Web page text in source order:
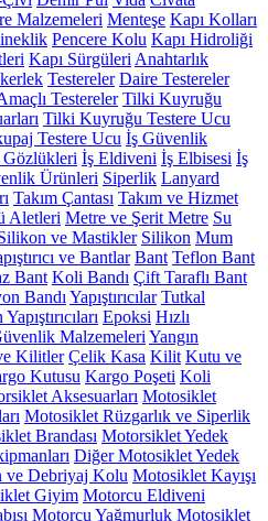
Malzemeleri Menteşe Kapı Kolları
Pencere Kolu Kapı Hidroliği
Kapı Sürgüleri Anahtarlık
Testereler Daire Testereler
Testereler Tilki Kuyruğu
Tilki Kuyruğu Testere Ucu
Testere Ucu İş Güvenlik
İş Eldiveni İş Elbisesi İş
Ürünleri Siperlik Lanyard
Takım Çantası Takım ve Hizmet
Aletleri Metre ve Şerit Metre Su
ve Mastikler Silikon Mum
ve Bantlar Bant Teflon Bant
Bant Koli Bandı Çift Taraflı Bant
Bandı Yapıştırıcılar Tutkal
Epoksi Hızlı
Malzemeleri Yangın
Kilitler Çelik Kasa Kilit Kutu ve
Kutusu Kargo Poşeti Koli
Aksesuarları Motosiklet
Motosiklet Rüzgarlık ve Siperlik
Brandası Motorsiklet Yedek
Diğer Motosiklet Yedek
ve Debriyaj Kolu Motosiklet Kayışı
Giyim Motorcu Eldiveni
Motorcu Yağmurluk Motosiklet